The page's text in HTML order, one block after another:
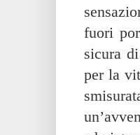
fuori
sicura
per la